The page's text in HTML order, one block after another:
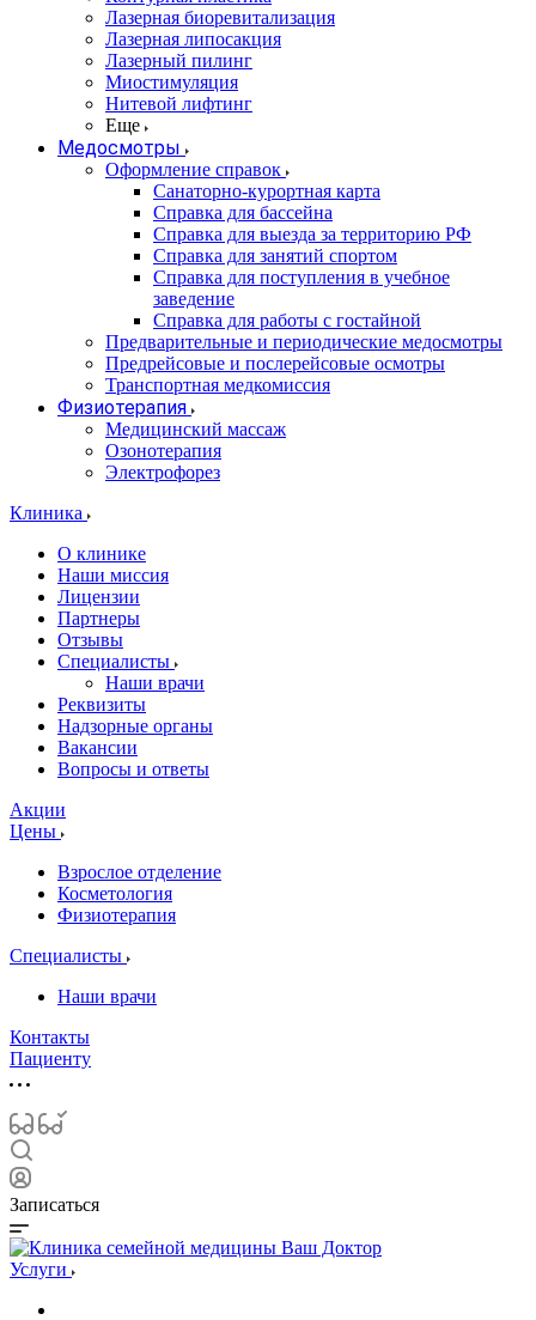
Лазерная биоревитализация
Лазерная липосакция
Лазерный пилинг
Миостимуляция
Нитевой лифтинг
Еще
Медосмотры
Оформление справок
Санаторно-курортная карта
Справка для бассейна
Справка для выезда за территорию РФ
Справка для занятий спортом
Справка для поступления в учебное
заведение
Справка для работы с гостайной
Предварительные и периодические медосмотры
Предрейсовые и послерейсовые осмотры
Транспортная медкомиссия
Физиотерапия
Медицинский массаж
Озонотерапия
Электрофорез
Клиника
О клинике
Наши миссия
Лицензии
Партнеры
Отзывы
Специалисты
Наши врачи
Реквизиты
Надзорные органы
Вакансии
Вопросы и ответы
Акции
Цены
Взрослое отделение
Косметология
Физиотерапия
Специалисты
Наши врачи
Контакты
Пациенту
Записаться
Услуги